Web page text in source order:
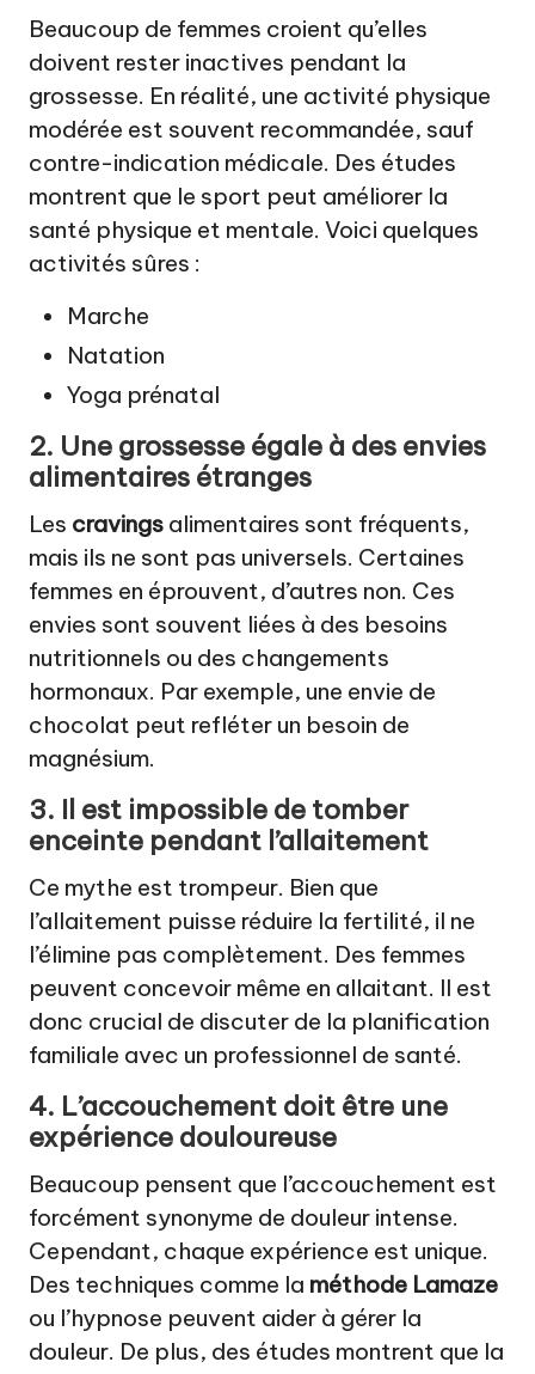
Beaucoup de femmes croient qu’elles
doivent rester inactives pendant la
grossesse. En réalité, une activité physique
modérée est souvent recommandée, sauf
contre-indication médicale. Des études
montrent que le sport peut améliorer la
santé physique et mentale. Voici quelques
activités sûres :
Marche
Natation
Yoga prénatal
2. Une grossesse égale à des envies
alimentaires étranges
Les cravings alimentaires sont fréquents,
mais ils ne sont pas universels. Certaines
femmes en éprouvent, d’autres non. Ces
envies sont souvent liées à des besoins
nutritionnels ou des changements
hormonaux. Par exemple, une envie de
chocolat peut refléter un besoin de
magnésium.
3. Il est impossible de tomber
enceinte pendant l’allaitement
Ce mythe est trompeur. Bien que
l’allaitement puisse réduire la fertilité, il ne
l’élimine pas complètement. Des femmes
peuvent concevoir même en allaitant. Il est
donc crucial de discuter de la planification
familiale avec un professionnel de santé.
4. L’accouchement doit être une
expérience douloureuse
Beaucoup pensent que l’accouchement est
forcément synonyme de douleur intense.
Cependant, chaque expérience est unique.
Des techniques comme la méthode Lamaze
ou l’hypnose peuvent aider à gérer la
douleur. De plus, des études montrent que la